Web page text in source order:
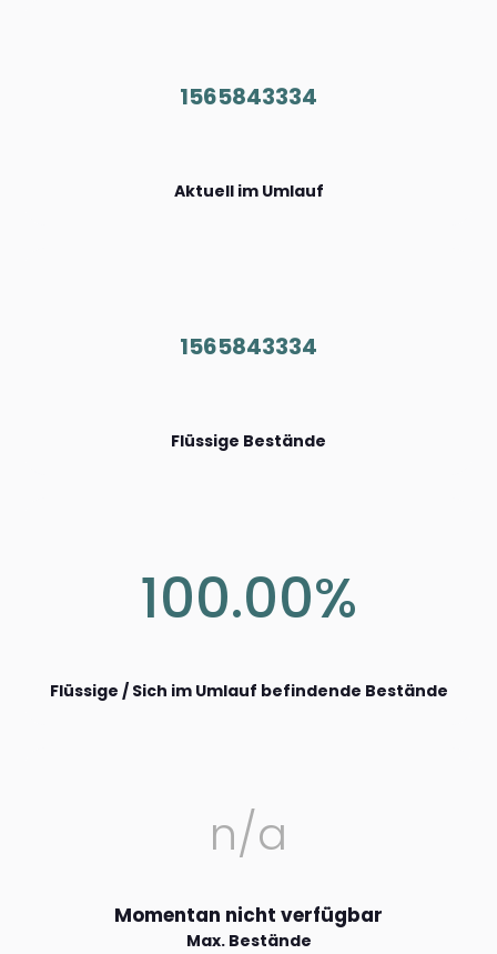
1565843334
Aktuell im Umlauf
1565843334
Flüssige Bestände
100.00%
Flüssige / Sich im Umlauf befindende Bestände
n/a
Momentan nicht verfügbar
Max. Bestände